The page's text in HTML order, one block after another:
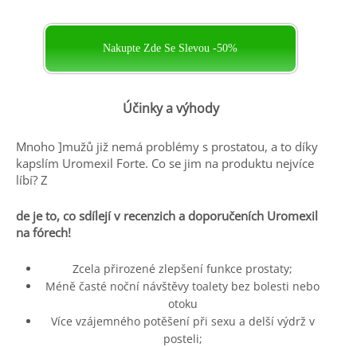
Nakupte Zde Se Slevou -50%
Účinky a výhody
Mnoho ]mužů již nemá problémy s prostatou, a to díky
kapslím Uromexil Forte. Co se jim na produktu nejvíce
líbí? Z
de je to, co sdílejí v recenzich a doporučeních Uromexil
na fórech!
Zcela přirozené zlepšení funkce prostaty;
Méně časté noční návštěvy toalety bez bolesti nebo
otoku
Více vzájemného potěšení při sexu a delší výdrž v
posteli;